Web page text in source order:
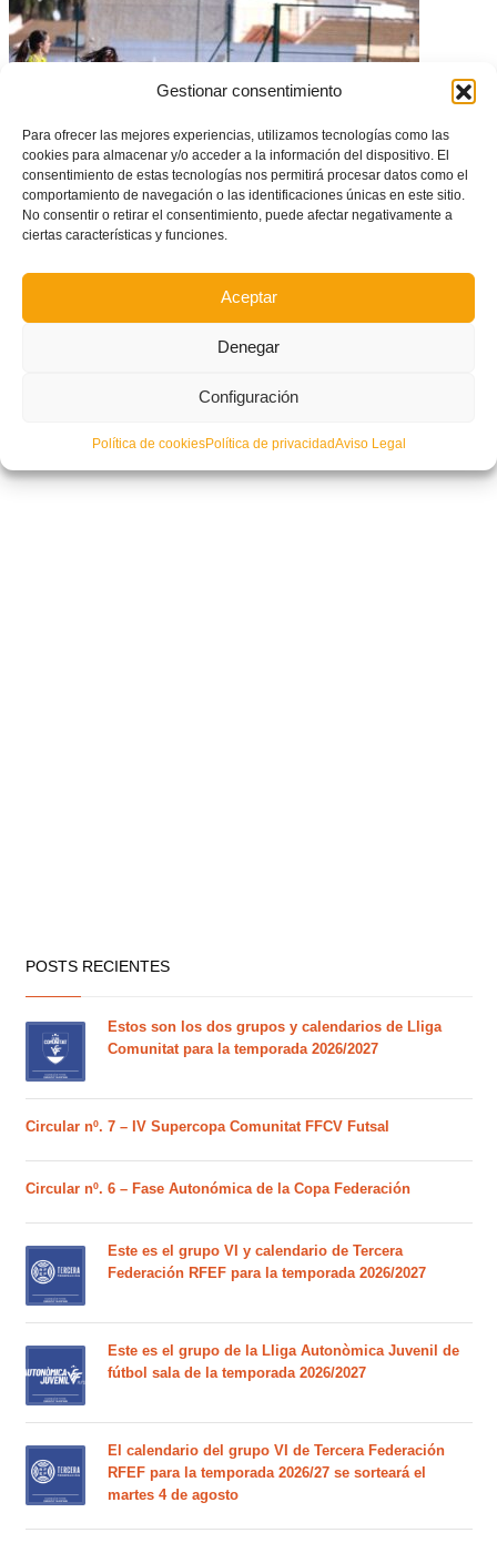
Gestionar consentimiento
Para ofrecer las mejores experiencias, utilizamos tecnologías como las
cookies para almacenar y/o acceder a la información del dispositivo. El
consentimiento de estas tecnologías nos permitirá procesar datos como el
comportamiento de navegación o las identificaciones únicas en este sitio.
No consentir o retirar el consentimiento, puede afectar negativamente a
ciertas características y funciones.
Aceptar
Denegar
Configuración
Política de cookiesPolítica de privacidadAviso Legal
POSTS RECIENTES
Estos son los dos grupos y calendarios de Lliga
Comunitat para la temporada 2026/2027
Circular nº. 7 – IV Supercopa Comunitat FFCV Futsal
Circular nº. 6 – Fase Autonómica de la Copa Federación
Este es el grupo VI y calendario de Tercera
Federación RFEF para la temporada 2026/2027
Este es el grupo de la Lliga Autonòmica Juvenil de
fútbol sala de la temporada 2026/2027
El calendario del grupo VI de Tercera Federación
RFEF para la temporada 2026/27 se sorteará el
martes 4 de agosto